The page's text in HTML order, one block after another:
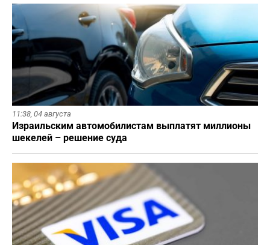
11:38, 04 августа
Израильским автомобилистам выплатят миллионы
шекелей – решение суда